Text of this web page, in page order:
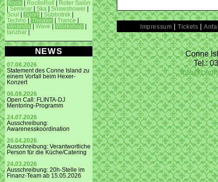
Rock
RocknRoll
Roter Salon
Seminar Ska Snowshower
Soul
Sport Subbotnik
Techno
Theater Trance
Veranda
Wave Workshop
tanzbar
NEWS
07.08.2026
Statement des Conne Island zu
einem Vorfall beim Hexer-
Konzert
06.08.2026
Open Call: FLINTA-DJ
Mentoring-Programm
24.07.2026
Ausschreibung:
Awarenesskoordination
20.04.2026
Ausschreibung: Verantwortliche
Person für die Küche/Catering
24.03.2026
Ausschreibung: 20h-Stelle im
Finanz-Team ab 15.05.2026
Impressum |Tickets |
Conne
Tel.: